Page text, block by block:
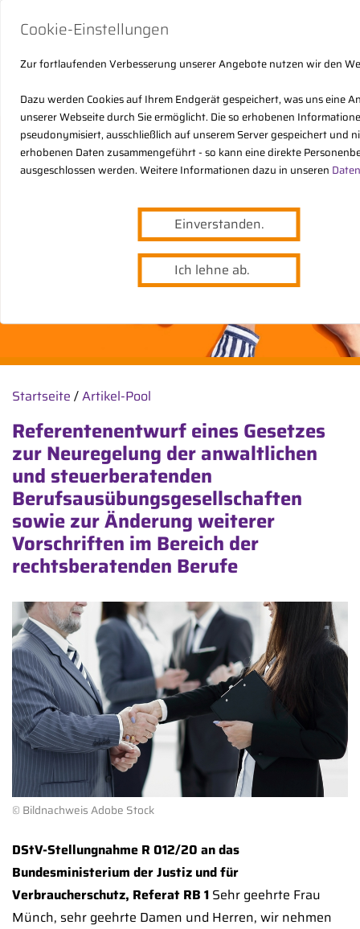
Cookie-Einstellungen
Zur fortlaufenden Verbesserung unserer Angebote nutzen wir den
Dazu werden Cookies auf Ihrem Endgerät gespeichert, was uns eine
unserer Webseite durch Sie ermöglicht. Die so erhobenen
pseudonymisiert, ausschließlich auf unserem Server gespeichert und
erhobenen Daten zusammengeführt - so kann eine direkte
ausgeschlossen werden. Weitere Informationen dazu in unseren
Einverstanden.
Ich lehne ab.
Startseite /Artikel-Pool
Referentenentwurf eines Gesetzes
zur Neuregelung der anwaltlichen
und steuerberatenden
Berufsausübungsgesellschaften
sowie zur Änderung weiterer
Vorschriften im Bereich der
rechtsberatenden Berufe
© Bildnachweis Adobe Stock
DStV-Stellungnahme R 012/20 an das
Bundesministerium der Justiz und für
Verbraucherschutz, Referat RB 1 Sehr geehrte Frau
Münch, sehr geehrte Damen und Herren, wir nehmen